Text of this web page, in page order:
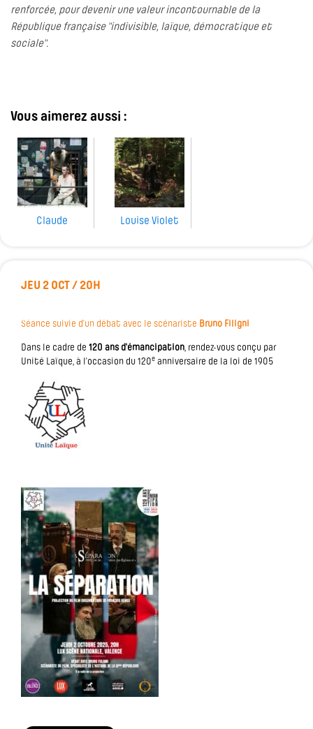
renforcée, pour devenir une valeur incontournable de la
République française "indivisible, laïque, démocratique et
sociale".
Vous aimerez aussi :
Claude Louise Violet
JEU 2 OCT / 20H
Séance suivie d’un débat avec le scénariste Bruno Filigni
Dans le cadre de 120 ans d'émancipation, rendez-vous conçu par
Unité Laïque, à l'occasion du 120e anniversaire de la loi de 1905